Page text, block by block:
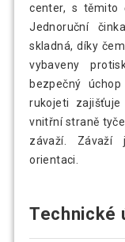
center, s těmito
Jednoruční
skladná, díky
vybaveny
bezpečný
rukojeti
vnitřní straně
závaží. Závaží
orientaci.
Technické